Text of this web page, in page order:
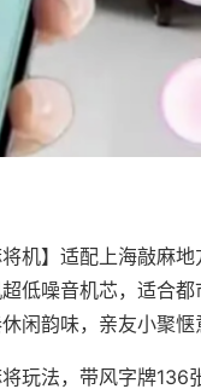
将机】适配上海敲麻
低噪音机芯，适合
闲韵味，亲友小聚惬
玩法，带风字牌